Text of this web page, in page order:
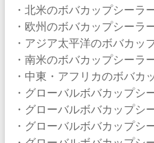
・北米のボバカップシーラ
・欧州のボバカップシーラ
・アジア太平洋のボバカッ
・南米のボバカップシーラ
・中東・アフリカのボバカ
・グローバルボバカップシ
・グローバルボバカップシ
・グローバルボバカップシ